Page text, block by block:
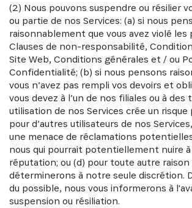
(2) Nous pouvons suspendre ou résilier
ou partie de nos Services: (a) si nous
raisonnablement que vous avez violé
Clauses de non-responsabilité,
Site Web, Conditions générales et / ou
Confidentialité; (b) si nous pensons
vous n’avez pas rempli vos devoirs et
vous devez à l’un de nos filiales ou à des
utilisation de nos Services crée un risque
pour d’autres utilisateurs de nos
une menace de réclamations
nous qui pourrait potentiellement nuire
réputation; ou (d) pour toute autre raison
déterminerons à notre seule discrétion.
du possible, nous vous informerons à
suspension ou résiliation.